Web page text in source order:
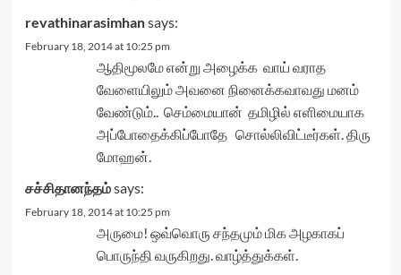
revathinarasimhansays:
February 18, 2014 at 10:25 pm
ஆதிமூலமே என்று அழைக்க வாய் வராத
வேளையிலும் அவனை நினைக்கவாவது மனம்
வேண்டும்.. செம்மையான் தமிழில் எளிமையாக
அப்போதைக்கிப்போதே சொல்லிவிட்டீர்கள். திரு
மோஹன்.
சச்சிதானந்தம்says:
February 18, 2014 at 10:25 pm
அருமை! ஒவ்வொரு சந்தமும் மிக அழகாகப்
பொருந்தி வருகிறது. வாழ்த்துக்கள்.